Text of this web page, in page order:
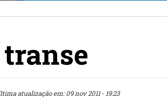
atualização em: 09 nov 2011 - 19:23